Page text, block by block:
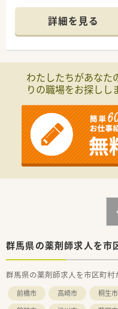
に力を入れています
■業界トップクラスの
お勧めです！
■全国に多くの店舗を
■社員購買割引き制度
ストアで大変嬉しい福
■ダイバーシティーを
躍できる環境を整えて
■落ち着いた環境で、
す。
■面受けの店舗が多く
内容です。
■スキル維持にもぴっ
詳細を見る
わたしたちがあなた
りの職場をお探しし
群馬県の薬剤師求人を市
群馬県の薬剤師求人を市区町村
前橋市 高崎市 桐生市